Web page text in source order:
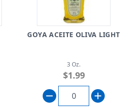
GOYA ACEITE OLIVA LIGHT
3 Oz.
$1.99